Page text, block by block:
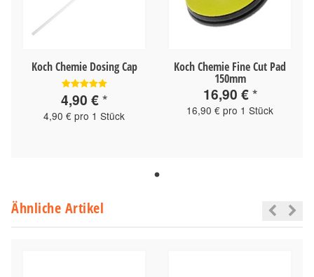
Koch Chemie Dosing Cap
4,90 €*
4,90 € pro 1 Stück
Koch Chemie Fine Cut Pad
150mm
16,90 €*
16,90 € pro 1 Stück
Ähnliche Artikel